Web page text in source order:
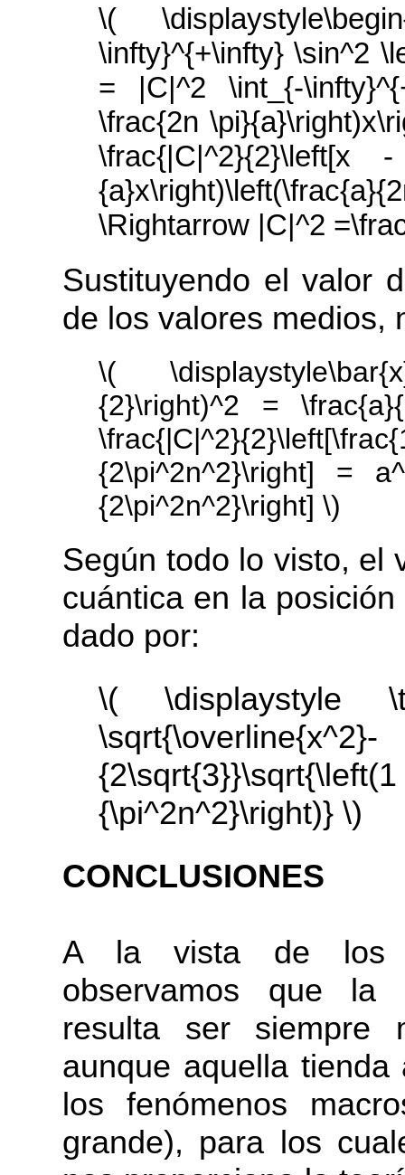
\(
\infty}^{+\infty} \sin^2
= |C|^2 \int_{-
\frac{2n
\Rightarrow |C|^2
Sustituyendo el valor
de los valores medios,
\(
{2}\right)^2 =
{2\pi^2n^2}\right] =
{2\pi^2n^2}\right] \)
Según todo lo visto, el
cuántica en la
dado por:
\( \displaystyle
{\pi^2n^2}\right)} \)
CONCLUSIONES
A la vista de los
observamos que la
resulta ser siempre
aunque aquella
los fenómenos
grande), para los